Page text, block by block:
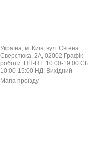
Україна, м. Київ, вул. Євгена
Сверстюка, 2А, 02002 Графік
роботи: ПН-ПТ: 10:00-19:00 СБ:
10:00-15:00 НД: Вихідний
Мапа проїзду